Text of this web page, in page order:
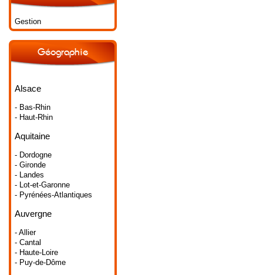
Gestion
Géographie
Alsace
- Bas-Rhin
- Haut-Rhin
Aquitaine
- Dordogne
- Gironde
- Landes
- Lot-et-Garonne
- Pyrénées-Atlantiques
Auvergne
- Allier
- Cantal
- Haute-Loire
- Puy-de-Dôme